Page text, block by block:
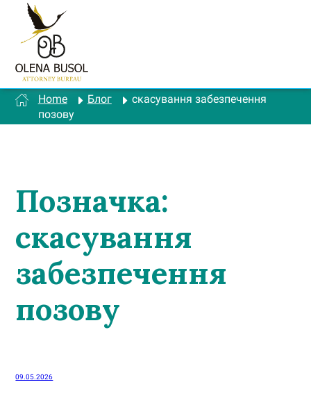
Home Блог
скасування забезпечення
позову
Позначка:
скасування
забезпечення
позову
09.05.2026